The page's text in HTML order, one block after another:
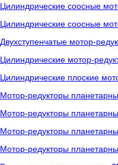
Цилиндрические соосные
Цилиндрические соосные
Двухступенчатые мотор-
Цилиндрические мотор-
Цилиндрические плоские
Мотор-редукторы
Мотор-редукторы
Мотор-редукторы
Мотор-редукторы